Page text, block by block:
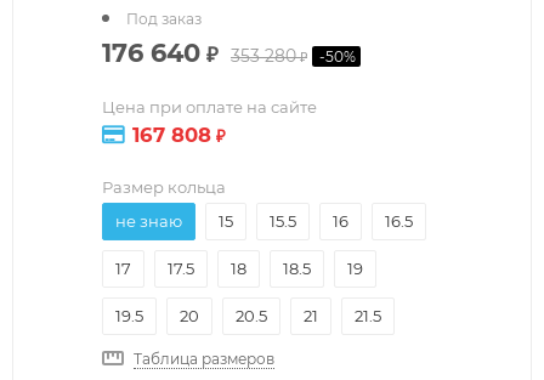
176 640 ₽ 353 280₽ -50%
Цена при оплате на сайте
167 808 ₽
Под заказ
Размер кольца
не знаю
15 15.5 16 16.5
17 17.5 18 18.5 19
19.5 20 20.5 21 21.5
Таблица размеров